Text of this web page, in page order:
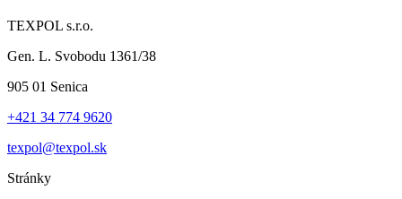
TEXPOL s.r.o.
Gen. L. Svobodu 1361/38
905 01 Senica
+421 34 774 9620
texpol@texpol.sk
Stránky